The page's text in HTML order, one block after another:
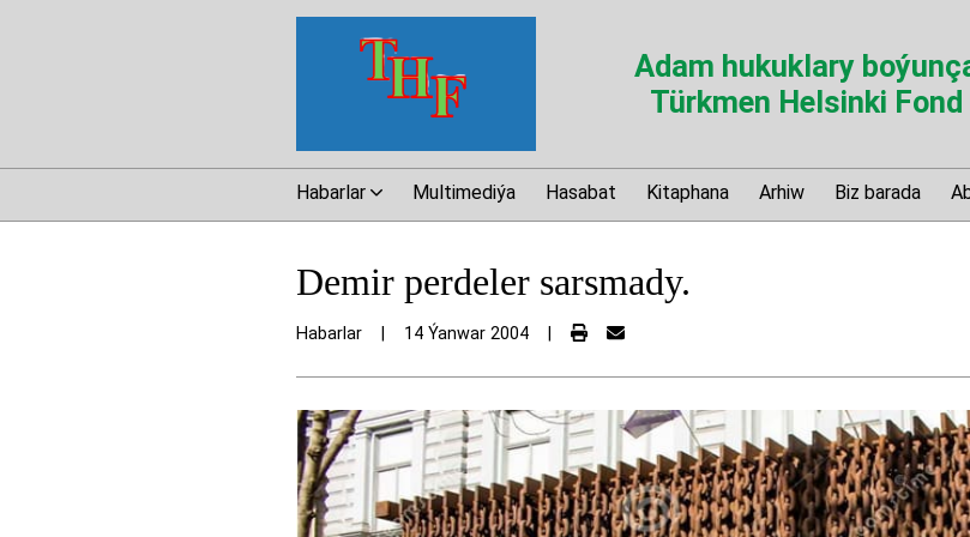
Adam hukuklary
Türkmen Helsinki Fond
Habarlar Multimediýa Hasabat Kitaphana Arhiw Biz barada
Demir perdeler sarsmady.
Habarlar 14 Ýanwar 2004